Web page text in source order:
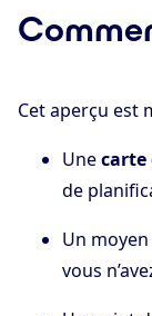
Cet aperçu est
Unecarte
de
Un
vous